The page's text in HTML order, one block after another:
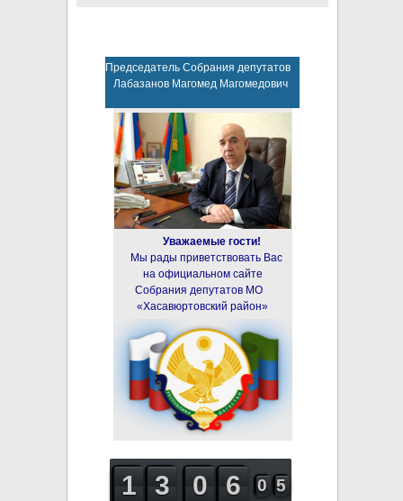
Председатель Собрания депутатов
Лабазанов Магомед Магомедович
Уважаемые гости!
Мы рады приветствовать Вас
на официальном сайте
Собрания депутатов МО
«Хасавюртовский район»
1
1
1
1 2
2
3
3 9
9
0
0 5
5
6
6 9
9
0
0 5
5
6